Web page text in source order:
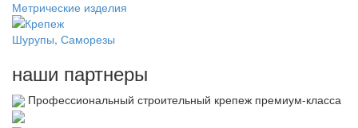
Метрические изделия
Шурупы, Саморезы
наши партнеры
Профессиональный строительный крепеж премиум-класса